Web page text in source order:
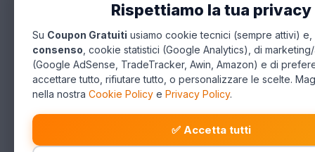
Rispettiamo la tua privacy
Su Coupon Gratuiti usiamo cookie tecnici (sempre attivi) e,
consenso , cookie statistici (Google Analytics), di
(Google AdSense, TradeTracker, Awin, Amazon) e di
accettare tutto, rifiutare tutto, o personalizzare le scelte.
nella nostra Cookie Policy e Privacy Policy.
✅ Accetta tutti